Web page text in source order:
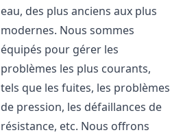
eau, des plus anciens aux plus
modernes. Nous sommes
équipés pour gérer les
problèmes les plus courants,
tels que les fuites, les problèmes
de pression, les défaillances de
résistance, etc. Nous offrons